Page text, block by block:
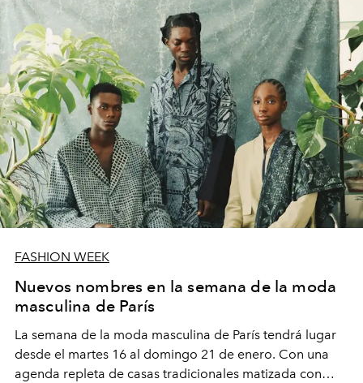
FASHION WEEK
Nuevos nombres en la semana de la moda
masculina de París
La semana de la moda masculina de París tendrá lugar
desde el martes 16 al domingo 21 de enero. Con una
agenda repleta de casas tradicionales matizada con